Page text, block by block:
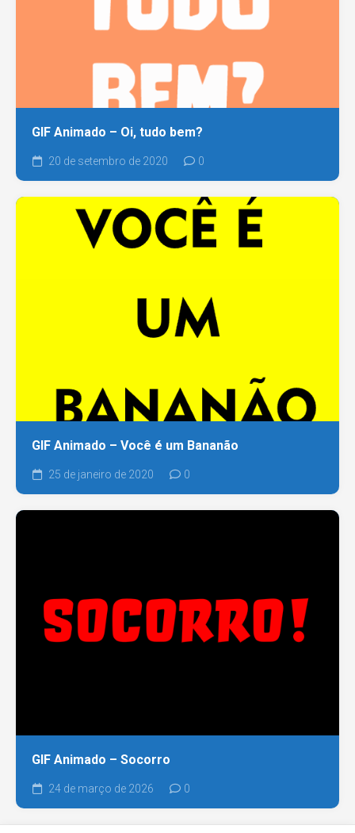
GIF Animado – Oi, tudo bem?
20 de setembro de 2020 0
GIF Animado – Você é um Bananão
25 de janeiro de 2020 0
GIF Animado – Socorro
24 de março de 2026 0